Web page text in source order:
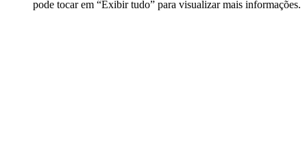
pode tocar em “Exibir tudo” para visualizar mais informações.